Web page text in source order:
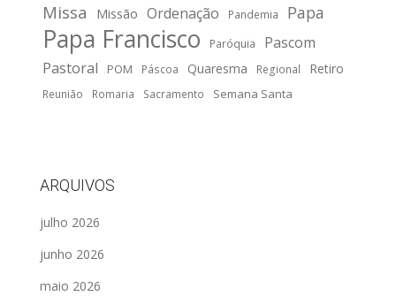
Missa Missão Ordenação Pandemia Papa
Papa Francisco Paróquia
Pascom
Pastoral
POM Páscoa Quaresma Regional Retiro
Reunião Romaria Sacramento Semana Santa
ARQUIVOS
julho 2026
junho 2026
maio 2026